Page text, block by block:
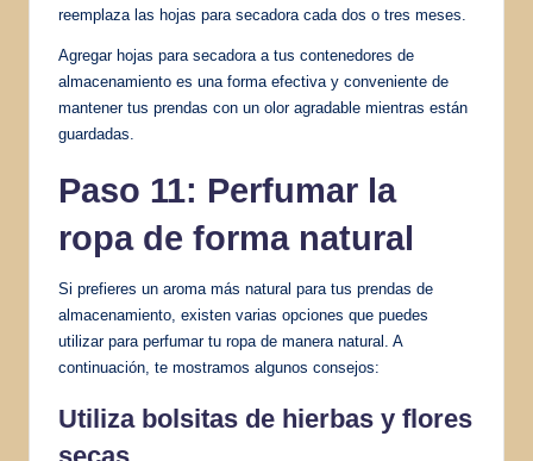
reemplaza las hojas para secadora cada dos o tres meses.
Agregar hojas para secadora a tus contenedores de
almacenamiento es una forma efectiva y conveniente de
mantener tus prendas con un olor agradable mientras están
guardadas.
Paso 11: Perfumar la
ropa de forma natural
Si prefieres un aroma más natural para tus prendas de
almacenamiento, existen varias opciones que puedes
utilizar para perfumar tu ropa de manera natural. A
continuación, te mostramos algunos consejos:
Utiliza bolsitas de hierbas y flores